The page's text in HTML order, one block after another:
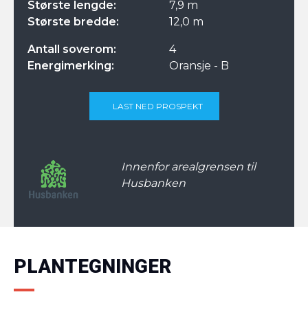
Største lengde:
7,9 m
Største bredde:
12,0 m
Antall soverom:
4
Energimerking:
Oransje - B
LAST NED PROSPEKT
Innenfor arealgrensen til
Husbanken
PLANTEGNINGER